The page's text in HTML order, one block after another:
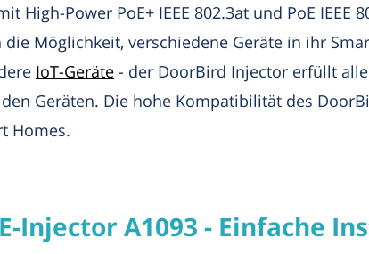
Power PoE+ IEEE 802.3at und PoE IEEE
Möglichkeit, verschiedene Geräte in ihr
IoT-Geräte - der DoorBird Injector erfüllt
Geräten. Die hohe Kompatibilität des
Homes.
Injector A1093 - Einfache